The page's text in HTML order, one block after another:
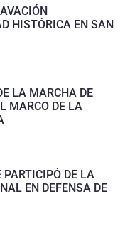
HISTÓRICA EN SAN
LA MARCHA DE
MARCO DE LA
DE LA
EN DEFENSA DE